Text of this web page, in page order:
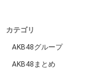
カテゴリ
AKB48グループ
AKB48まとめ